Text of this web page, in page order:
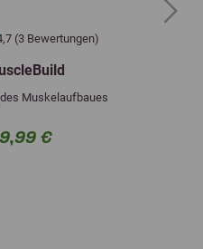
(3 Bewertungen)
Muskelaufbaues
€
Next